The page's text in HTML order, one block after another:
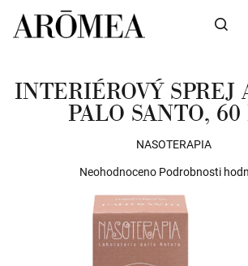
obsah
INTERIÉROVÝ SPREJ
PALO SANTO,
NASOTERAPIA
Průměrné
produktu
Neohodnoceno Podrobnosti